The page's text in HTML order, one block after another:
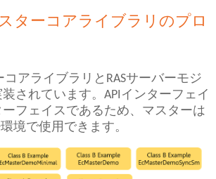
ターコアライブラリのプロ
コアライブラリとRASサーバーモジ
されています。 APIインターフェイ
ーフェイスであるため、マスターは
境で使用できます。